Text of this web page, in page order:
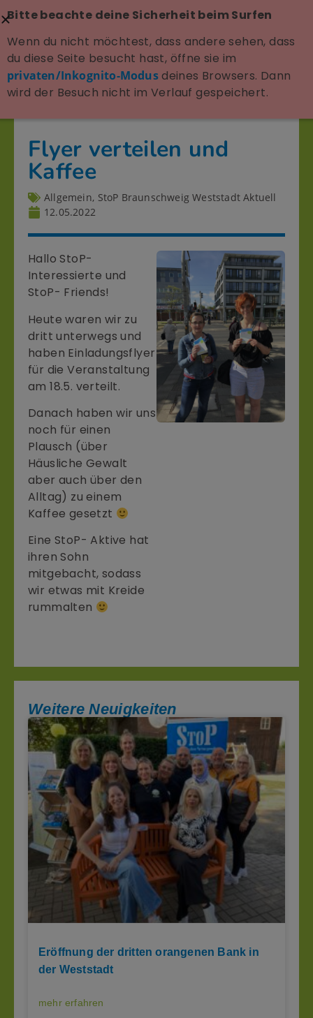
Flyer verteilen und
Kaffee
Allgemein, StoP Braunschweig Weststadt Aktuell
12.05.2022
Hallo StoP-
Interessierte und
StoP- Friends!
Heute waren wir zu
dritt unterwegs und
haben Einladungsflyer
für die Veranstaltung
am 18.5. verteilt.
Danach haben wir uns
noch für einen
Plausch (über
Häusliche Gewalt
aber auch über den
Alltag) zu einem
Kaffee gesetzt
Eine StoP- Aktive hat
ihren Sohn
mitgebacht, sodass
wir etwas mit Kreide
rummalten
Weitere Neuigkeiten
Eröffnung der dritten orangenen Bank in
der Weststadt
mehr erfahren
Bitte beachte deine Sicherheit beim Surfen
Wenn du nicht möchtest, dass andere sehen, dass
du diese Seite besucht hast, öffne sie im
privaten/Inkognito-Modusdeines Browsers. Dann
wird der Besuch nicht im Verlauf gespeichert.